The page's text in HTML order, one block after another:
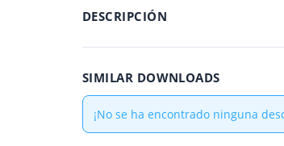
DESCRIPCIÓN
SIMILAR DOWNLOADS
¡No se ha encontrado ninguna